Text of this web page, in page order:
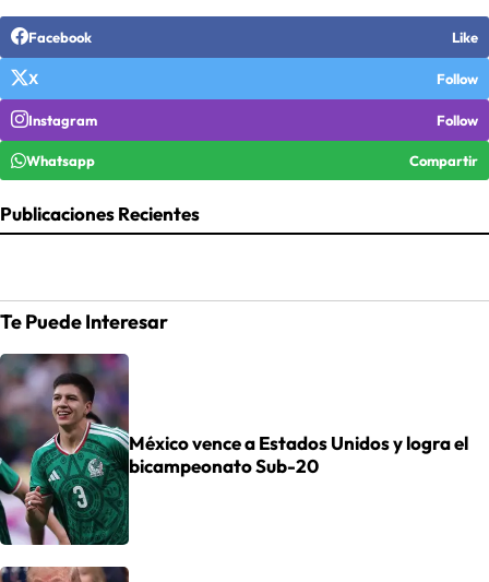
Facebook Like
X Follow
Instagram Follow
Whatsapp Compartir
Publicaciones Recientes
Te Puede Interesar
México vence a Estados Unidos y logra el
bicampeonato Sub-20